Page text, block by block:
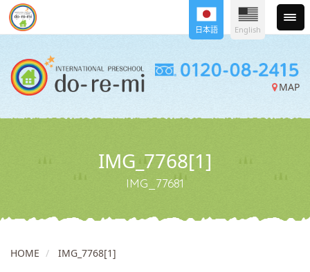
MAP
日本語 English
IMG_7768[1]
IMG_77681
HOME IMG_7768[1]